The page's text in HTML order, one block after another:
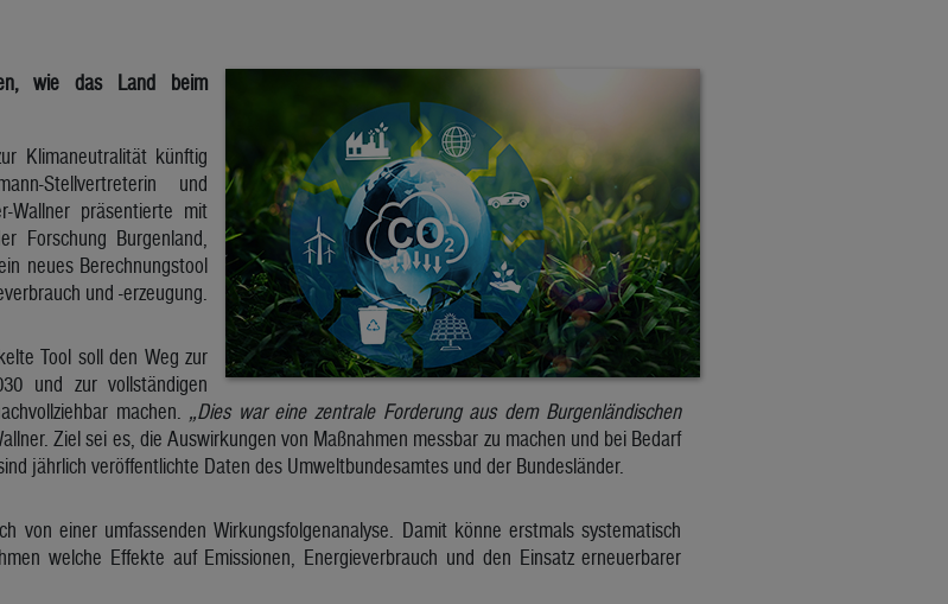
wie das Land beim
Klimaneutralität künftig
Stellvertreterin und
Wallner präsentierte mit
Forschung Burgenland,
neues Berechnungstool
und -erzeugung.
Tool soll den Weg zur
und zur vollständigen
machen. „Dies war eine zentrale Forderung aus dem Burgenländischen
Ziel sei es, die Auswirkungen von Maßnahmen messbar zu machen und bei Bedarf
jährlich veröffentlichte Daten des Umweltbundesamtes und der Bundesländer.
von einer umfassenden Wirkungsfolgenanalyse. Damit könne erstmals systematisch
welche Effekte auf Emissionen, Energieverbrauch und den Einsatz erneuerbarer